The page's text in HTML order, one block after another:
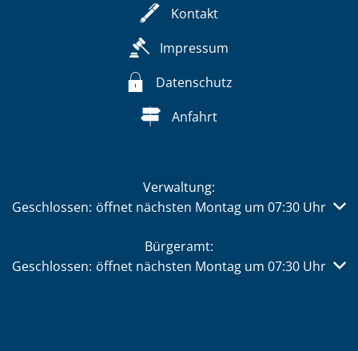
Kontakt
Impressum
Datenschutz
Anfahrt
Verwaltung:
Klicken, um weitere Öffnungs- oder Schließzeiten
Geschlossen: öffnet nächsten Montag um 07:30 Uhr
Bürgeramt:
Klicken, um weitere Öffnungs- oder Schließzeiten
Geschlossen: öffnet nächsten Montag um 07:30 Uhr